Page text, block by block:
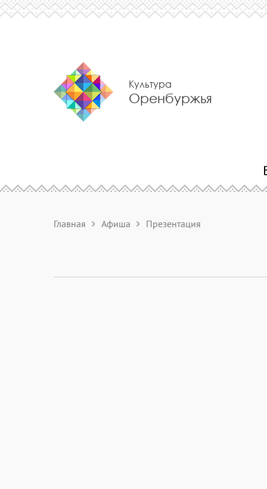
Культура
Оренбуржья
Главная Афиша Презентация